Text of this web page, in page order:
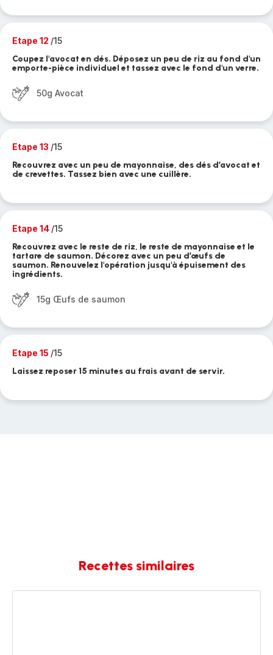
Etape 12 /15
Coupez l'avocat en dés. Déposez un peu de riz au fond d'un
emporte-pièce individuel et tassez avec le fond d'un verre.
50g Avocat
Etape 13 /15
Recouvrez avec un peu de mayonnaise, des dés d’avocat et
de crevettes. Tassez bien avec une cuillère.
Etape 14 /15
Recouvrez avec le reste de riz, le reste de mayonnaise et le
tartare de saumon. Décorez avec un peu d’œufs de
saumon. Renouvelez l'opération jusqu'à épuisement des
ingrédients.
15g Œufs de saumon
Etape 15 /15
Laissez reposer 15 minutes au frais avant de servir.
Recettes similaires